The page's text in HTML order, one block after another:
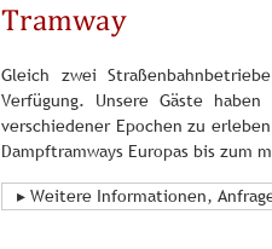
Tramway
Gleich zwei
Verfügung. Unsere Gäste
verschiedener Epochen zu
Dampftramways Europas bis zum
▸ Weitere Informationen,